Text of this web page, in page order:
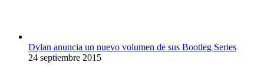
Dylan anuncia un nuevo volumen de sus Bootleg Series
24 septiembre 2015